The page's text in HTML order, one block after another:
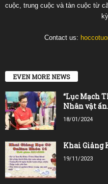
cuộc, trung cuộc và tàn cuộc từ
Contact us:
EVEN MORE NEWS
“Lục Mạch
Nhân vật
18/01/2024
Khai Giảng
19/11/2023